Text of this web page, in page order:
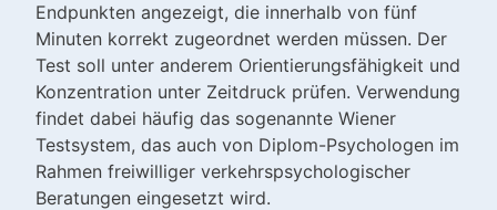
Endpunkten angezeigt, die innerhalb von fünf
Minuten korrekt zugeordnet werden müssen. Der
Test soll unter anderem Orientierungsfähigkeit und
Konzentration unter Zeitdruck prüfen. Verwendung
findet dabei häufig das sogenannte Wiener
Testsystem, das auch von Diplom-Psychologen im
Rahmen freiwilliger verkehrspsychologischer
Beratungen eingesetzt wird.